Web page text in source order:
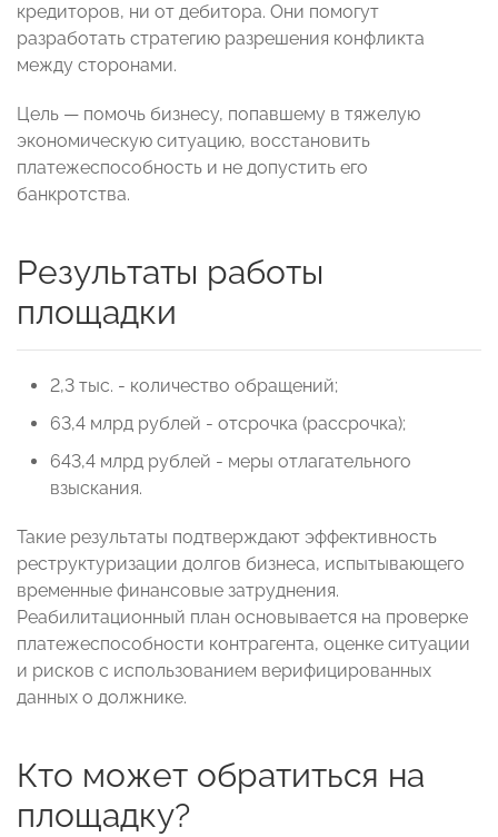
кредиторов, ни от дебитора. Они помогут
разработать стратегию разрешения конфликта
между сторонами.
Цель — помочь бизнесу, попавшему в тяжелую
экономическую ситуацию, восстановить
платежеспособность и не допустить его
банкротства.
Результаты работы
площадки
2,3 тыс. - количество обращений;
63,4 млрд рублей - отсрочка (рассрочка);
643,4 млрд рублей - меры отлагательного
взыскания.
Такие результаты подтверждают эффективность
реструктуризации долгов бизнеса, испытывающего
временные финансовые затруднения.
Реабилитационный план основывается на проверке
платежеспособности контрагента, оценке ситуации
и рисков с использованием верифицированных
данных о должнике.
Кто может обратиться на
площадку?